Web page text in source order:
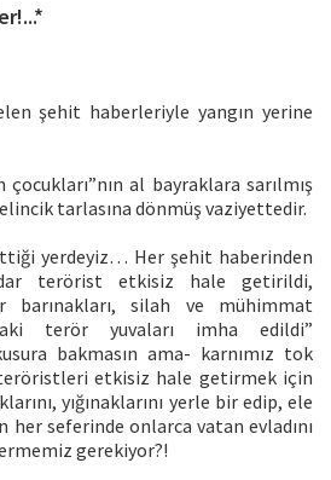
şehit haberleriyle yangın yerine
çocukları”nın al bayraklara sarılmış
tarlasına dönmüş vaziyettedir.
yerdeyiz… Her şehit haberinden
terörist etkisiz hale getirildi,
barınakları, silah ve mühimmat
terör yuvaları imha edildi”
bakmasın ama- karnımız tok
teröristleri etkisiz hale getirmek için
yığınaklarını yerle bir edip, ele
her seferinde onlarca vatan evladını
gerekiyor?!